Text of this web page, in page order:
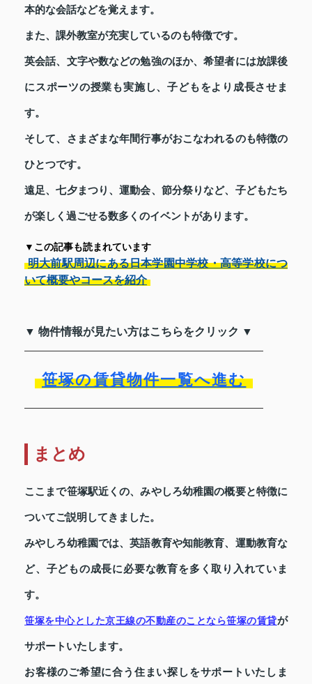
本的な会話などを覚えます。
また、課外教室が充実しているのも特徴です。
英会話、文字や数などの勉強のほか、希望者には放課後
にスポーツの授業も実施し、子どもをより成長させま
す。
そして、さまざまな年間行事がおこなわれるのも特徴の
ひとつです。
遠足、七夕まつり、運動会、節分祭りなど、子どもたち
が楽しく過ごせる数多くのイベントがあります。
▼この記事も読まれています
明大前駅周辺にある日本学園中学校・高等学校につ
いて概要やコースを紹介
▼ 物件情報が見たい方はこちらをクリック ▼
笹塚の賃貸物件一覧へ進む
まとめ
ここまで笹塚駅近くの、みやしろ幼稚園の概要と特徴に
ついてご説明してきました。
みやしろ幼稚園では、英語教育や知能教育、運動教育な
ど、子どもの成長に必要な教育を多く取り入れていま
す。
笹塚を中心とした京王線の不動産のことなら笹塚の賃貸が
サポートいたします。
お客様のご希望に合う住まい探しをサポートいたしま